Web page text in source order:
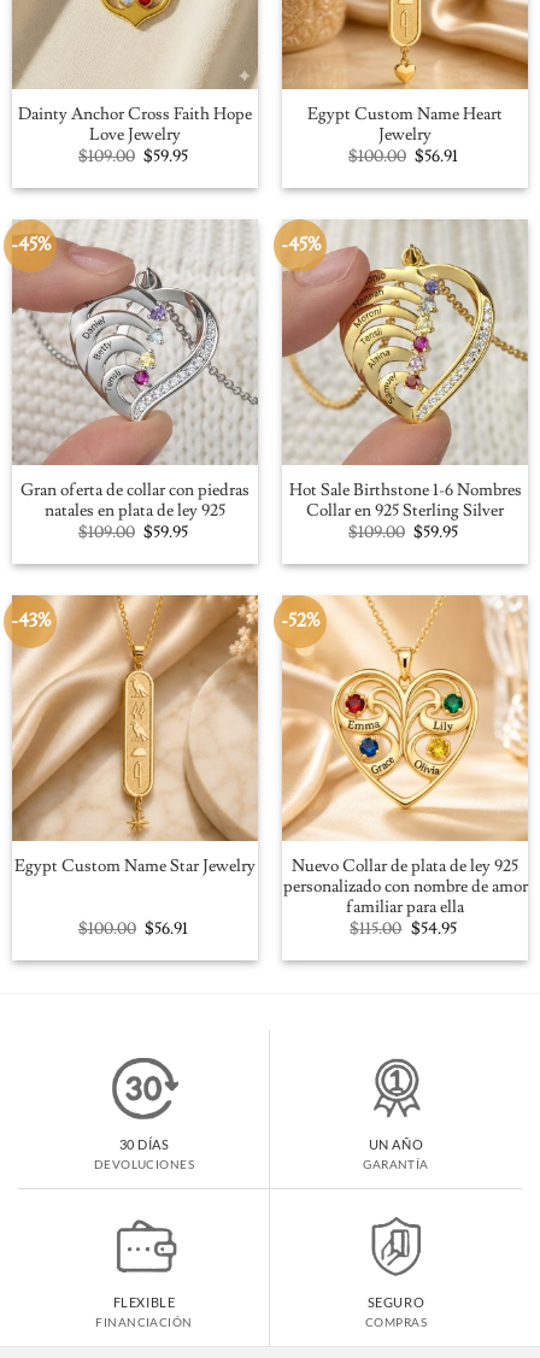
Dainty Anchor Cross Faith Hope
Love Jewelry
$109.00 Original
price
was:
$59.95Current
is:
Egypt Custom Name Heart
Jewelry
$100.00 Original
price
was:
$56.91Current
is:
-45%
Gran oferta de collar con piedras
natales en plata de ley 925
$109.00 Original
price
was:
$59.95Current
is:
-45%
Hot Sale Birthstone 1-6 Nombres
Collar en 925 Sterling Silver
$109.00 Original
price
was:
$59.95Current
is:
-43%
Egypt Custom Name Star Jewelry
$100.00 Original
price
was:
$56.91Current
is:
-52%
Nuevo Collar de plata de ley 925
personalizado con nombre de amor
familiar para ella
$115.00 Original
price
was:
$54.95Current
is:
30 DÍAS
DEVOLUCIONES
UN AÑO
GARANTÍA
FLEXIBLE
FINANCIACIÓN
SEGURO
COMPRAS